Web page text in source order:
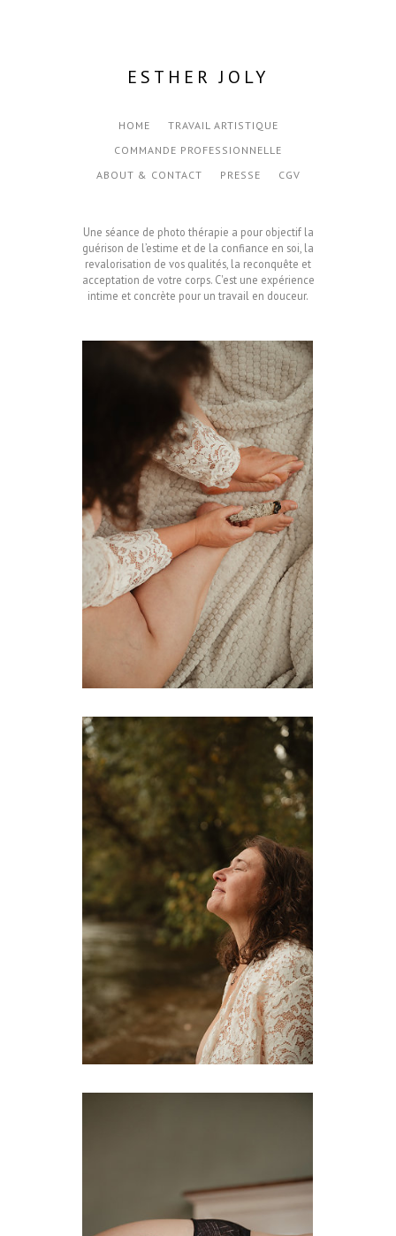
ESTHER JOLY
HOME
TRAVAIL ARTISTIQUE
COMMANDE PROFESSIONNELLE
ABOUT & CONTACT
PRESSE CGV
Une séance de photo thérapie a pour objectif la
guérison de l’estime et de la confiance en soi, la
revalorisation de vos qualités, la reconquête et
acceptation de votre corps. C'est une expérience
intime et concrète pour un travail en douceur.